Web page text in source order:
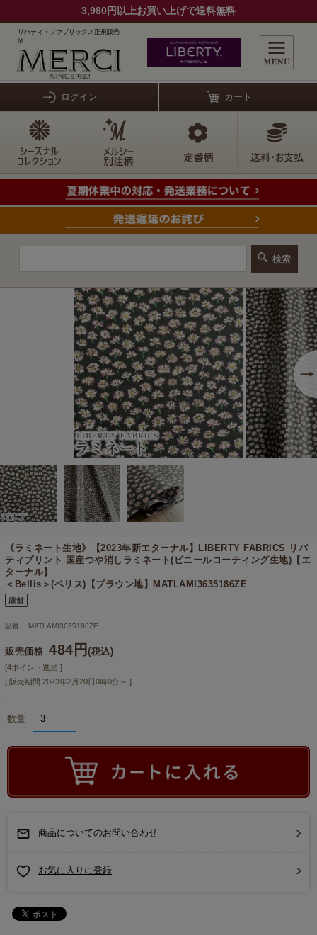
3,980円以上お買い上げで送料無料
リバティ・ファブリックス正規販売
店
ログイン カート
《ラミネート生地》【2023年新エターナル】 LIBERTY FABRICS リバ
ティプリント 国産つや消しラミネート(ビニールコーティング生地)【エ
ターナル】
＜Bellis＞(ベリス)【ブラウン地】MATLAMI3635186ZE
品番： MATLAMI3635186ZE
販売価格 484円(税込)
[4ポイント進呈 ]
[ 販売期間 2023年2月20日0時0分 ～ ]
数量
商品についてのお問い合わせ
お気に入りに登録